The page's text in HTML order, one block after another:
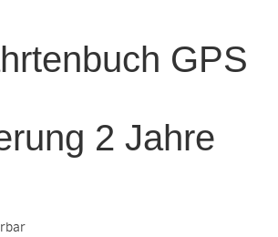
GPS
2 Jahre